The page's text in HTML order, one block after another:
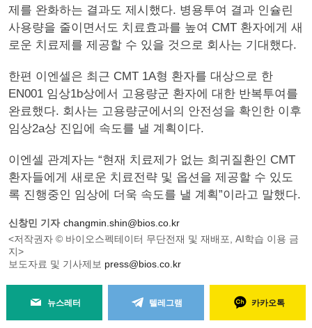
제를 완화하는 결과도 제시했다. 병용투여 결과 인슐린
사용량을 줄이면서도 치료효과를 높여 CMT 환자에게 새
로운 치료제를 제공할 수 있을 것으로 회사는 기대했다.
한편 이엔셀은 최근 CMT 1A형 환자를 대상으로 한
EN001 임상1b상에서 고용량군 환자에 대한 반복투여를
완료했다. 회사는 고용량군에서의 안전성을 확인한 이후
임상2a상 진입에 속도를 낼 계획이다.
이엔셀 관계자는 “현재 치료제가 없는 희귀질환인 CMT
환자들에게 새로운 치료전략 및 옵션을 제공할 수 있도
록 진행중인 임상에 더욱 속도를 낼 계획”이라고 말했다.
신창민 기자 changmin.shin@bios.co.kr
<저작권자 © 바이오스펙테이터 무단전재 및 재배포, AI학습 이용 금
지>
보도자료 및 기사제보 press@bios.co.kr
뉴스레터 텔레그램 카카오톡